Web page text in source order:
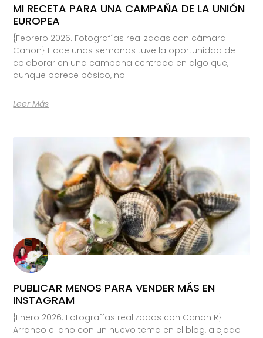
MI RECETA PARA UNA CAMPAÑA DE LA UNIÓN
EUROPEA
{Febrero 2026. Fotografías realizadas con cámara
Canon} Hace unas semanas tuve la oportunidad de
colaborar en una campaña centrada en algo que,
aunque parece básico, no
Leer Más
PUBLICAR MENOS PARA VENDER MÁS EN
INSTAGRAM
{Enero 2026. Fotografías realizadas con Canon R}
Arranco el año con un nuevo tema en el blog, alejado